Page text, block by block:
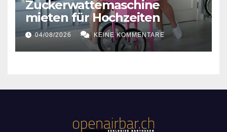
Zuckerwattemaschine
mieten für Hochzeiten
04/08/2026 KEINE KOMMENTARE